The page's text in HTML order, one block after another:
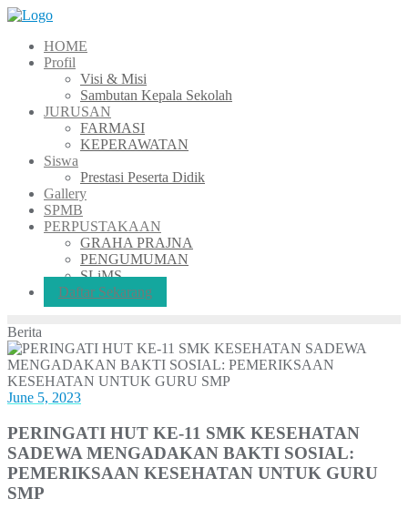
Skip
contentHOME
Profil
Visi & Misi
Sambutan Kepala Sekolah
JURUSAN
FARMASI
KEPERAWATAN
Siswa
Prestasi Peserta Didik
Gallery
SPMB
PERPUSTAKAAN
GRAHA PRAJNA
PENGUMUMAN
SLiMS
Daftar Sekarang
Berita
June 5, 2023
PERINGATI HUT KE-11 SMK KESEHATAN
SADEWA MENGADAKAN BAKTI SOSIAL:
PEMERIKSAAN KESEHATAN UNTUK GURU
SMP